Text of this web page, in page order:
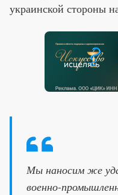
украинской стороны
Мы наносим же
военно-